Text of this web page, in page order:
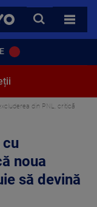
CAUTA
TOATE
din PNL, critică
noua
să devină